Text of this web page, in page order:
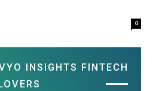
0
INSIGHTS FINTECH